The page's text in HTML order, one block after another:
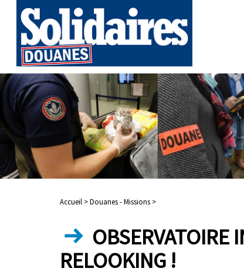
Accueil >Douanes - Missions >
OBSERVATOIRE
RELOOKING !